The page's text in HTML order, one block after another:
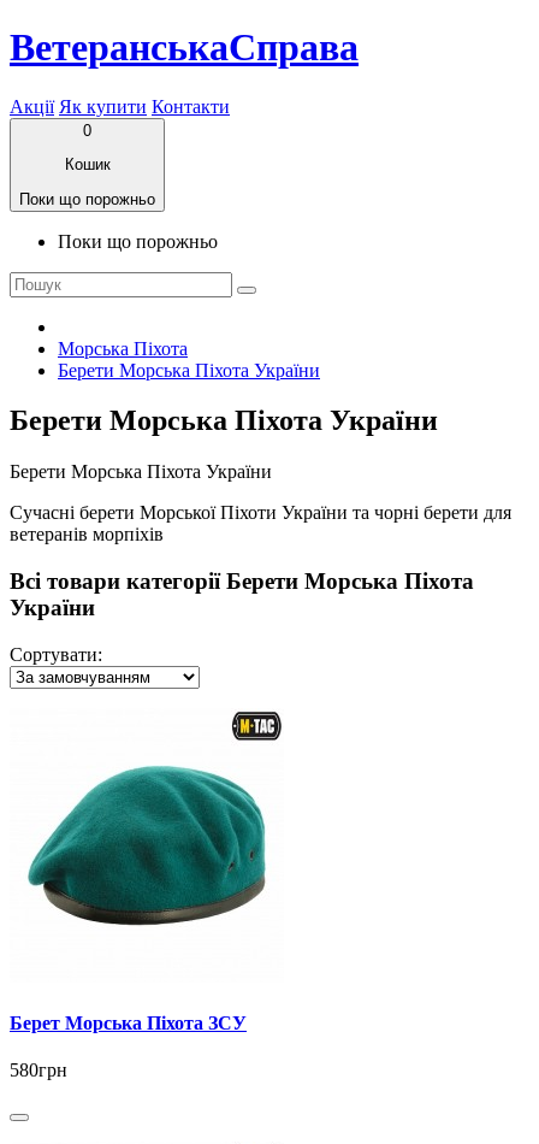
ВетеранськаСправа
Акції Як купити Контакти
0
Кошик
Поки що порожньо
Поки що порожньо
Морська Піхота
Берети Морська Піхота України
Берети Морська Піхота України
Берети Морська Піхота України
Сучасні берети Морської Піхоти України та чорні берети для
ветеранів морпіхів
Всі товари категорії Берети Морська Піхота
України
Сортувати:
Берет Морська Піхота ЗСУ
580грн